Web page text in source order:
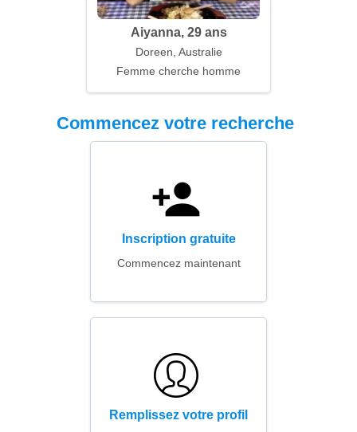
Aiyanna, 29 ans
Doreen, Australie
Femme cherche homme
Commencez votre recherche
Inscription gratuite
Commencez maintenant
Remplissez votre profil